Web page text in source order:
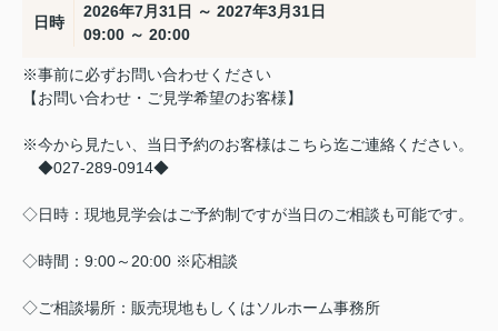
日時
2026年7月31日 ～ 2027年3月31日
09:00 ～ 20:00
※事前に必ずお問い合わせください
【お問い合わせ・ご見学希望のお客様】
※今から見たい、当日予約のお客様はこちら迄ご連絡ください。
◆027-289-0914◆
◇日時：現地見学会はご予約制ですが当日のご相談も可能です。
◇時間：9:00～20:00 ※応相談
◇ご相談場所：販売現地もしくはソルホーム事務所